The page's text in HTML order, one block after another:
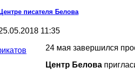
писателя Белова
11:35
24 мая завершился
Центр Белова